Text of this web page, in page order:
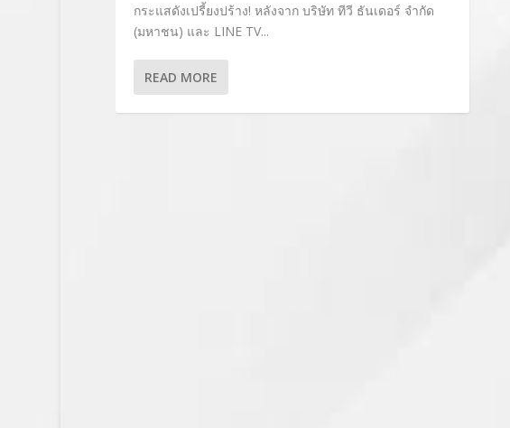
กระแสดังเปรี้ยงปร้าง! หลังจาก บริษัท ทีวี ธันเดอร์ จำกัด
(มหาชน) และ LINE TV...
READ MORE